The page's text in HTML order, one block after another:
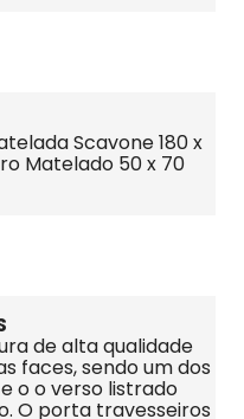
Scavone 180 x
Matelado 50 x 70
de alta qualidade
faces, sendo um dos
o o verso listrado
O porta travesseiros